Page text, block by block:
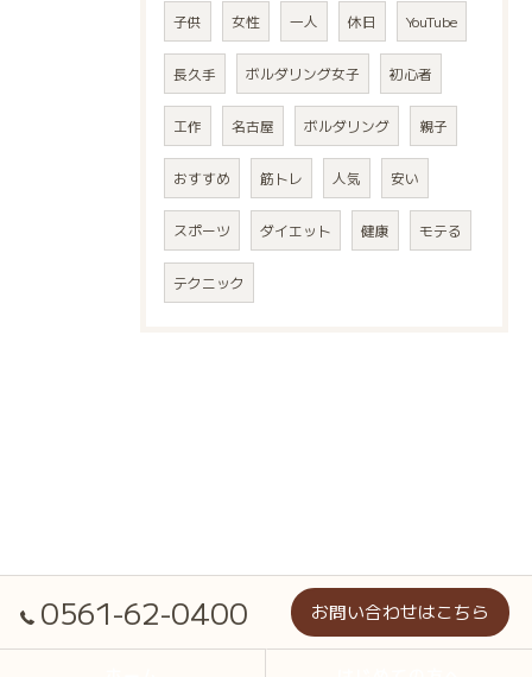
子供 女性 一人 休日 YouTube
長久手 ボルダリング女子 初心者
工作 名古屋 ボルダリング 親子
おすすめ 筋トレ 人気 安い
スポーツ ダイエット 健康 モテる
テクニック
0561-62-0400 お問い合わせはこちら